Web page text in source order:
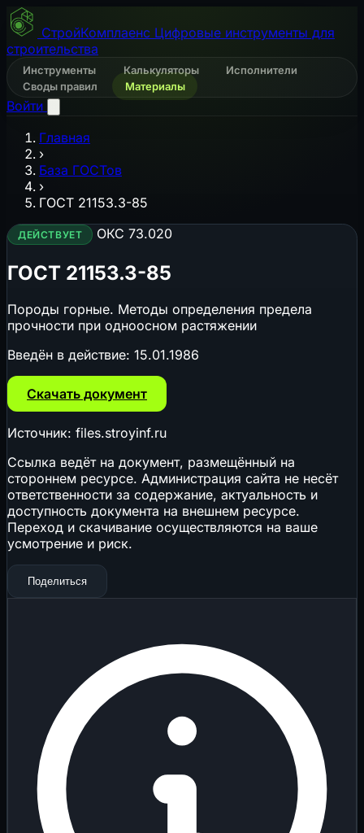
СтройКомплаенс Цифровые инструменты для
строительства
Инструменты Калькуляторы
Исполнители
Своды правил
Материалы
Войти
Главная
›
База ГОСТов
›
ГОСТ 21153.3-85
ДЕЙСТВУЕТ ОКС 73.020
ГОСТ 21153.3-85
Породы горные. Методы определения предела
прочности при одноосном растяжении
Введён в действие: 15.01.1986
Скачать документ
Источник: files.stroyinf.ru
Ссылка ведёт на документ, размещённый на
стороннем ресурсе. Администрация сайта не несёт
ответственности за содержание, актуальность и
доступность документа на внешнем ресурсе.
Переход и скачивание осуществляются на ваше
усмотрение и риск.
Поделиться